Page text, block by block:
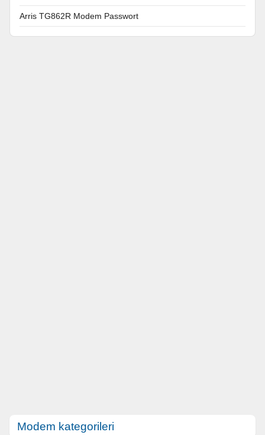
Arris TG862R Modem Passwort
Modem kategorileri